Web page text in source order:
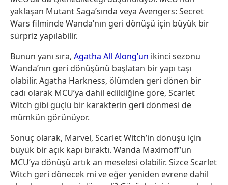
yaklaşan Mutant Saga’sında veya Avengers: Secret
Wars filminde Wanda’nın geri dönüşü için büyük bir
sürpriz yapılabilir.
Bunun yanı sıra, Agatha All Along’un ikinci sezonu
Wanda’nın geri dönüşünü başlatan bir yapı taşı
olabilir. Agatha Harkness, ölümden geri dönen bir
cadı olarak MCU’ya dahil edildiğine göre, Scarlet
Witch gibi güçlü bir karakterin geri dönmesi de
mümkün görünüyor.
Sonuç olarak, Marvel, Scarlet Witch’in dönüşü için
büyük bir açık kapı bıraktı. Wanda Maximoff’un
MCU’ya dönüşü artık an meselesi olabilir. Sizce Scarlet
Witch geri dönecek mi ve eğer yeniden evrene dahil